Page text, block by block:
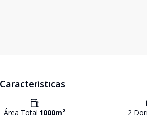
Características
Área Total 1000m² 2